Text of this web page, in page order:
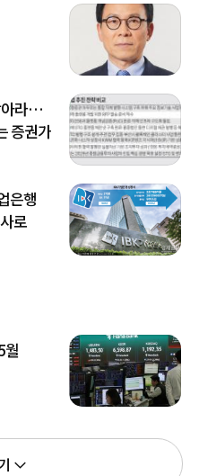
아라…
증권가
은행
로
월